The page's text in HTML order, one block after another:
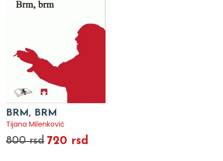
BRM, BRM
Tijana Milenković
800 rsd 720 rsd